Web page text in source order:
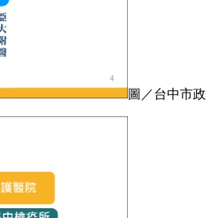
圖／台中市